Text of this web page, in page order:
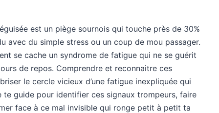
est un piège sournois qui touche près de 30%
avec du simple stress ou un coup de mou passager.
se cache un syndrome de fatigue qui ne se guérit
de repos. Comprendre et reconnaitre ces
le cercle vicieux d’une fatigue inexpliquée qui
guide pour identifier ces signaux trompeurs, faire
face à ce mal invisible qui ronge petit à petit ta